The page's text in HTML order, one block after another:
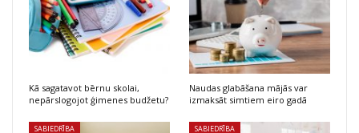
Kā sagatavot bērnu skolai,
nepārslogojot ģimenes budžetu?
Naudas glabāšana mājās var
izmaksāt simtiem eiro gadā
SABIEDRĪBA SABIEDRĪBA